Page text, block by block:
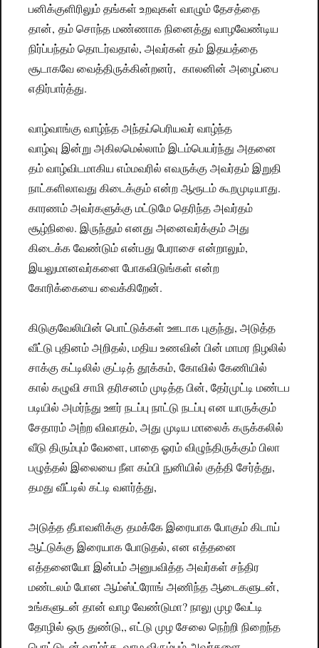
பனிக்குளிரிலும் தங்கள் உறவுகள் வாழும் தேசத்தை
தான், தம் சொந்த மண்ணாக நினைத்து வாழவேண்டிய
நிர்ப்பந்தம் தொடர்வதால், அவர்கள் தம் இதயத்தை
சூடாகவே வைத்திருக்கின்றனர், காலனின் அழைப்பை
எதிர்பார்த்து.
வாழ்வாங்கு வாழ்ந்த அந்தப்பெரியவர் வாழ்ந்த
வாழ்வு இன்று அகிலமெல்லாம் இடம்பெயர்ந்து அதனை
தம் வாழ்விடமாகிய எம்மவரில் எவருக்கு அவர்தம் இறுதி
நாட்களிலாவது கிடைக்கும் என்ற ஆரூடம் கூறமுடியாது.
காரணம் அவர்களுக்கு மட்டுமே தெரிந்த அவர்தம்
சூழ்நிலை. இருந்தும் எனது அனைவர்க்கும் அது
கிடைக்க வேண்டும் என்பது பேராசை என்றாலும்,
இயலுமானவர்களை போகவிடுங்கள் என்ற
கோரிக்கையை வைக்கிறேன்.
கிடுகுவேலியின் பொட்டுக்கள் ஊடாக புகுந்து, அடுத்த
வீட்டு புதினம் அறிதல், மதிய உணவின் பின் மாமர நிழலில்
சாக்கு கட்டிலில் குட்டித் தூக்கம், கோவில் கேணியில்
கால் கழுவி சாமி தரிசனம் முடித்த பின், தேர்முட்டி மண்டப
படியில் அமர்ந்து ஊர் நடப்பு நாட்டு நடப்பு என யாருக்கும்
சேதாரம் அற்ற விவாதம், அது முடிய மாலைக் கருக்கலில்
வீடு திரும்பும் வேளை, பாதை ஓரம் விழுந்திருக்கும் பிலா
பழுத்தல் இலையை நீள கம்பி நுனியில் குத்தி சேர்த்து,
தமது வீட்டில் கட்டி வளர்த்து,
அடுத்த தீபாவளிக்கு தமக்கே இரையாக போகும் கிடாய்
ஆட்டுக்கு இரையாக போடுதல், என எத்தனை
எத்தனையோ இன்பம் அனுபவித்த அவர்கள் சந்திர
மண்டலம் போன ஆம்ஸ்ட்ரோங் அணிந்த ஆடைகளுடன்,
உங்களுடன் தான் வாழ வேண்டுமா? நாலு முழ வேட்டி
தோழில் ஒரு துண்டு,, எட்டு முழ சேலை நெற்றி நிறைந்த